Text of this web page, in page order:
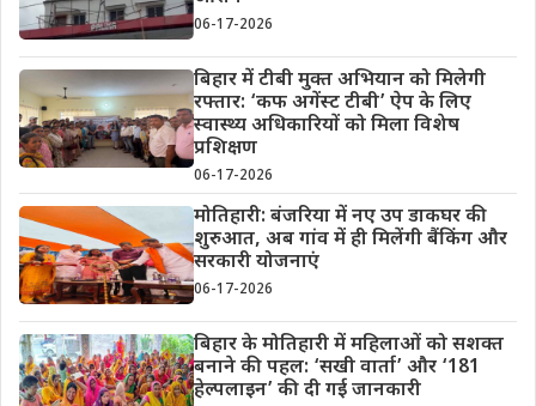
06-17-2026
बिहार में टीबी मुक्त अभियान को मिलेगी
रफ्तार: ‘कफ अगेंस्ट टीबी’ ऐप के लिए
स्वास्थ्य अधिकारियों को मिला विशेष
प्रशिक्षण
06-17-2026
मोतिहारी: बंजरिया में नए उप डाकघर की
शुरुआत, अब गांव में ही मिलेंगी बैंकिंग और
सरकारी योजनाएं
06-17-2026
बिहार के मोतिहारी में महिलाओं को सशक्त
बनाने की पहल: ‘सखी वार्ता’ और ‘181
हेल्पलाइन’ की दी गई जानकारी